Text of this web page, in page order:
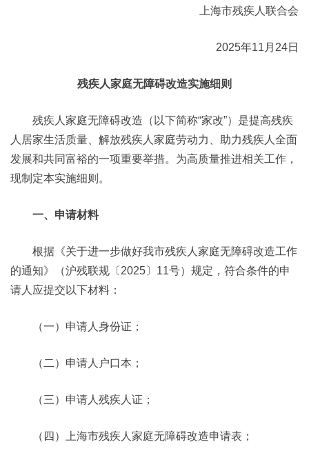
上海市残疾人联合会
2025年11月24日
残疾人家庭无障碍改造实施细则
残疾人家庭无障碍改造（以下简称“家改”）是提高残疾
人居家生活质量、解放残疾人家庭劳动力、助力残疾人全面
发展和共同富裕的一项重要举措。为高质量推进相关工作，
现制定本实施细则。
一、申请材料
根据《关于进一步做好我市残疾人家庭无障碍改造工作
的通知》（沪残联规〔2025〕11号）规定，符合条件的申
请人应提交以下材料：
（一）申请人身份证；
（二）申请人户口本；
（三）申请人残疾人证；
（四）上海市残疾人家庭无障碍改造申请表；